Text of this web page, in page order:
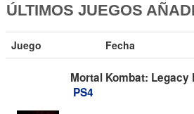
ÚLTIMOS JUEGOS
Juego Fecha
Mortal Kombat: Legacy
PS4